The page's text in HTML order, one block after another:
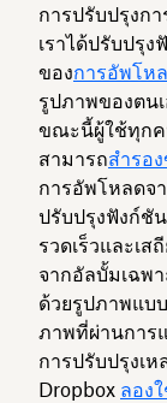
การปรับปรุงก
เราได้ปรับปรุ
ของการอัพโห
รูปภาพของตน
ขณะนี้ผู้ใช้ทุกค
สามารถสำรอ
การอัพโหลดจ
ปรับปรุงฟังก์ชั
รวดเร็วและเ
จากอัลบั้มเฉพ
ด้วยรูปภาพแบ
ภาพที่ผ่านการ
การปรับปรุงเ
Dropbox ลอง